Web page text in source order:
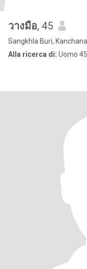
วางมือ, 45
Sangkhla Buri,
Alla ricerca di: Uomo